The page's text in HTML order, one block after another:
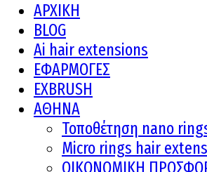
ΑΡΧΙΚΗ
BLOG
Ai hair extensions
ΕΦΑΡΜΟΓΕΣ
EXBRUSH
ΑΘΗΝΑ
Τοποθέτηση nano
Micro rings hair
ΟΙΚΟΝΟΜΙΚΗ